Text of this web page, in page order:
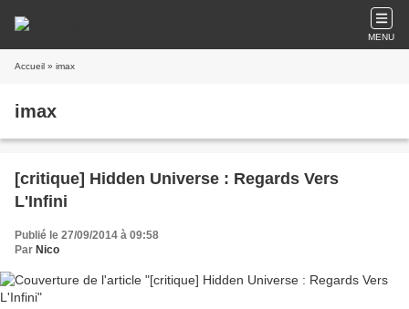
MENU
Accueil » imax
imax
[critique] Hidden Universe : Regards Vers
L'Infini
Publié le 27/09/2014 à 09:58
Par Nico